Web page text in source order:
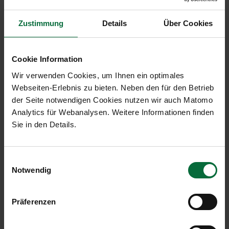
Zustimmung Details Über Cookies
Cookie Information
Wir verwenden Cookies, um Ihnen ein optimales
Webseiten-Erlebnis zu bieten. Neben den für den Betrieb
der Seite notwendigen Cookies nutzen wir auch Matomo
Analytics für Webanalysen. Weitere Informationen finden
Sie in den Details.
Notwendig
Präferenzen
www.facebook.com/flughafenwien
Twitter:twitter.com/flughafen_wien
Verkehrsentwicklung September 2020
Flughafen Wien (VIE)
09/2020
Diff. %
01-
Passagiere an+ab+transit
-85,2
Cargo an+ab in to
-64,9